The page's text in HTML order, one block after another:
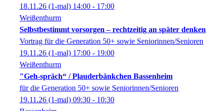
18.11.26 (1-mal) 14:00 - 17:00
Weißenthurm
Selbstbestimmt vorsorgen – rechtzeitig an später denken
Vortrag für die Generation 50+ sowie Seniorinnen/Senioren
19.11.26 (1-mal) 17:00 - 19:00
Weißenthurm
"Geh-spräch“ / Plauderbänkchen Bassenheim
für die Generation 50+ sowie Seniorinnen/Senioren
19.11.26 (1-mal) 09:30 - 10:30